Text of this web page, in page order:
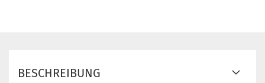
BESCHREIBUNG